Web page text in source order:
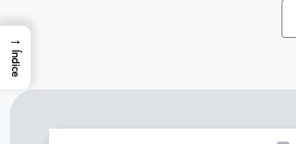
→
Índice